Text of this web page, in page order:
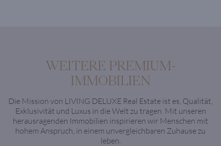
WEITERE PREMIUM-
IMMOBILIEN
Die Mission von LIVING DELUXE Real Estate ist es, Qualität,
Exklusivität und Luxus in die Welt zu tragen. Mit unseren
herausragenden Immobilien inspirieren wir Menschen mit
hohem Anspruch, in einem unvergleichbaren Zuhause zu
leben.